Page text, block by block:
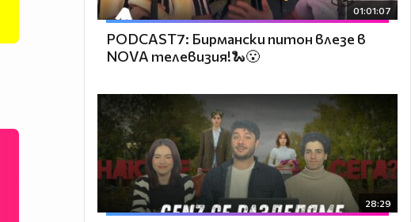
01:01:07
PODCAST7: Бирмански питон влезе в
NOVA телевизия!🐍😮
28:29